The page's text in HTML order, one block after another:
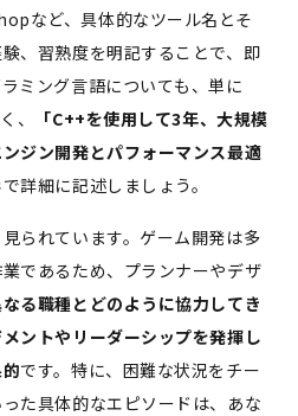
など、具体的なツール名とそ
、習熟度を明記することで、即
ミング言語についても、単に
、
「C++を使用して3年、大規模
ジン開発とパフォーマンス最適
詳細に記述しましょう。
られています。ゲーム開発は多
であるため、プランナーやデザ
る職種とどのように協力してき
ントやリーダーシップを発揮し
です。特に、困難な状況をチー
た具体的なエピソードは、あな